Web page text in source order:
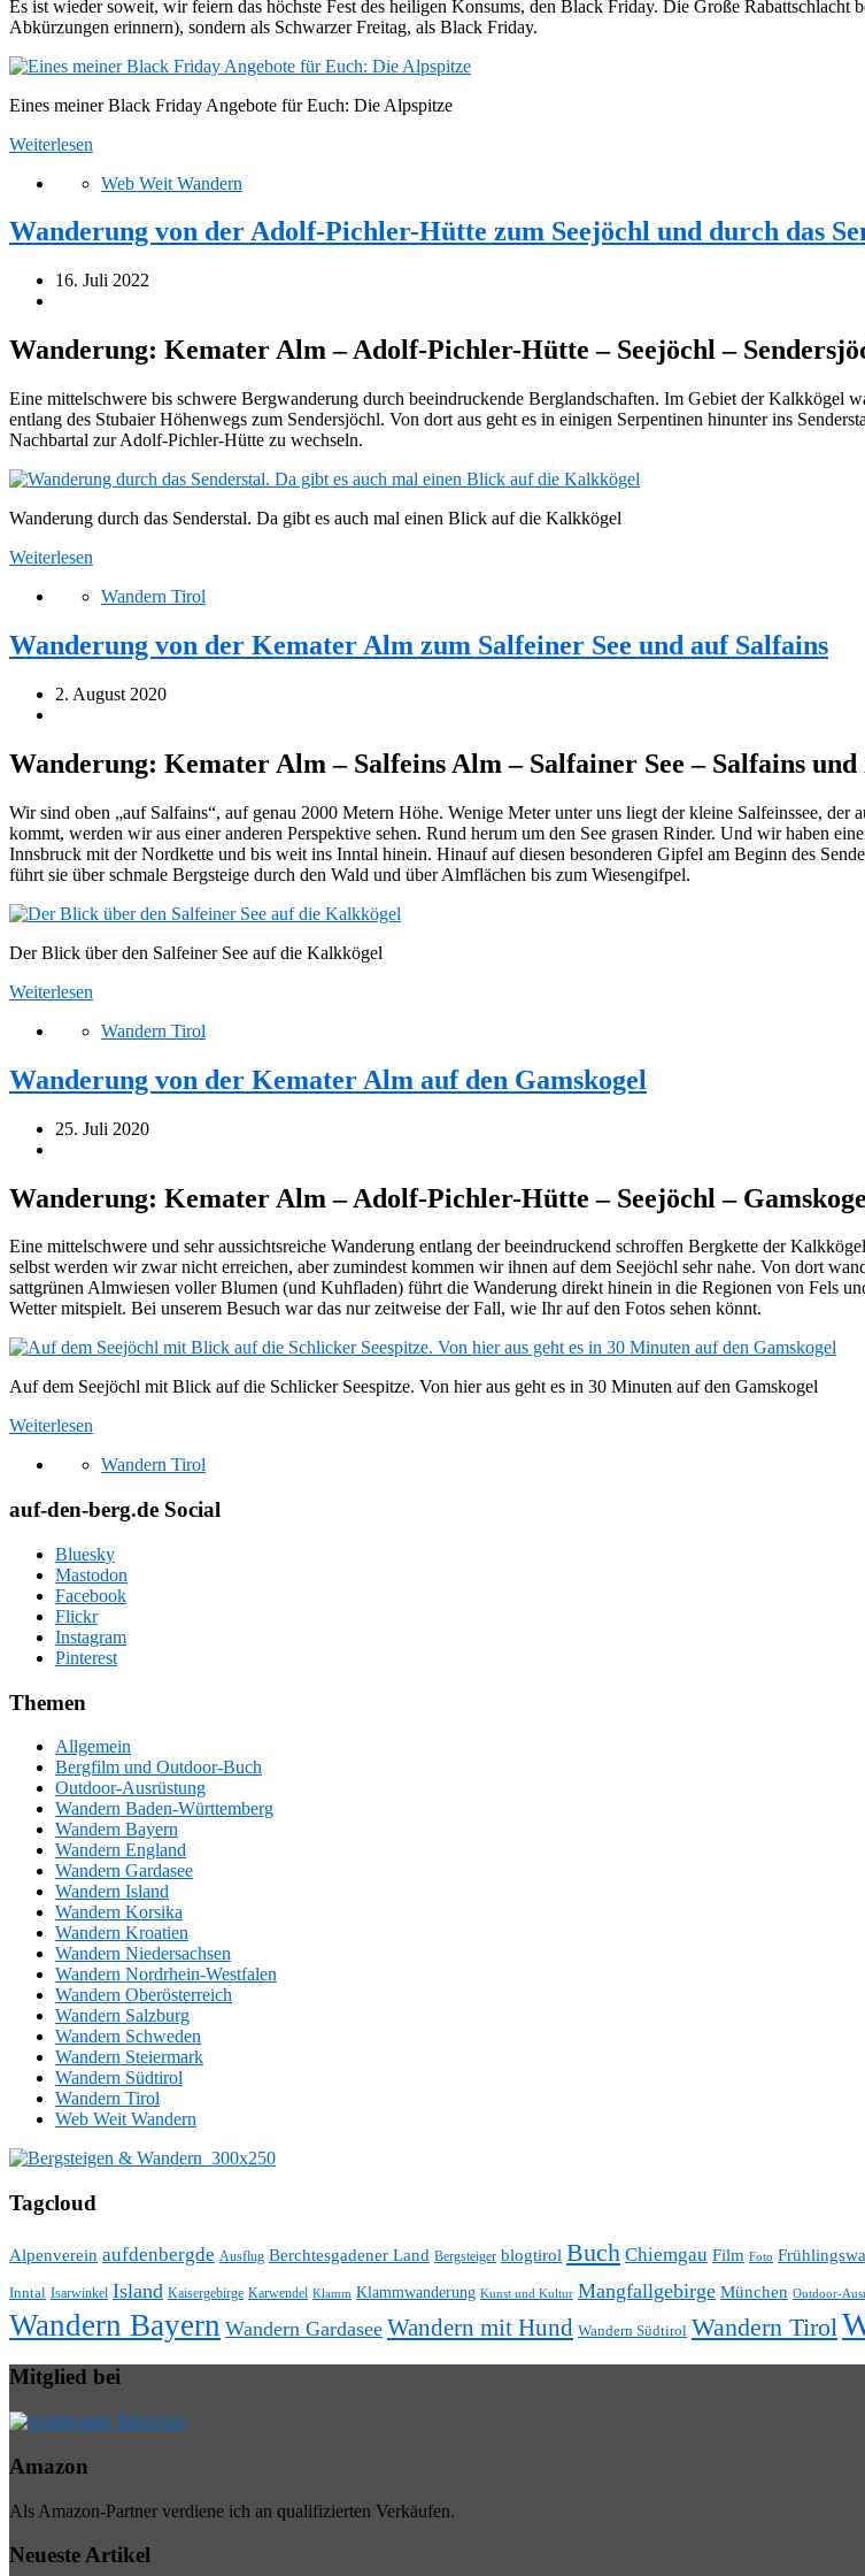
Es ist wieder soweit, wir feiern das höchste Fest des heiligen Konsums, den Black Friday. Die Große
Abkürzungen erinnern), sondern als Schwarzer Freitag, als Black Friday.
Eines meiner Black Friday Angebote für Euch: Die Alpspitze
Weiterlesen
Web Weit Wandern
Wanderung von der Adolf-Pichler-Hütte zum Seejöchl und durch das
16. Juli 2022
Wanderung: Kemater Alm – Adolf-Pichler-Hütte – Seejöchl –
Eine mittelschwere bis schwere Bergwanderung durch beeindruckende Berglandschaften. Im Gebiet der
entlang des Stubaier Höhenwegs zum Sendersjöchl. Von dort aus geht es in einigen Serpentinen hinunter ins
Nachbartal zur Adolf-Pichler-Hütte zu wechseln.
Wanderung durch das Senderstal. Da gibt es auch mal einen Blick auf die Kalkkögel
Weiterlesen
Wandern Tirol
Wanderung von der Kemater Alm zum Salfeiner See und auf Salfains
2. August 2020
Wanderung: Kemater Alm – Salfeins Alm – Salfainer See – Salfains
Wir sind oben „auf Salfains“, auf genau 2000 Metern Höhe. Wenige Meter unter uns liegt der kleine Salfeinssee,
kommt, werden wir aus einer anderen Perspektive sehen. Rund herum um den See grasen Rinder. Und wir haben
Innsbruck mit der Nordkette und bis weit ins Inntal hinein. Hinauf auf diesen besonderen Gipfel am Beginn des
führt sie über schmale Bergsteige durch den Wald und über Almflächen bis zum Wiesengifpel.
Der Blick über den Salfeiner See auf die Kalkkögel
Weiterlesen
Wandern Tirol
Wanderung von der Kemater Alm auf den Gamskogel
25. Juli 2020
Wanderung: Kemater Alm – Adolf-Pichler-Hütte – Seejöchl –
Eine mittelschwere und sehr aussichtsreiche Wanderung entlang der beeindruckend schroffen Bergkette der
selbst werden wir zwar nicht erreichen, aber zumindest kommen wir ihnen auf dem Seejöchl sehr nahe. Von dort
sattgrünen Almwiesen voller Blumen (und Kuhfladen) führt die Wanderung direkt hinein in die Regionen von Fels
Wetter mitspielt. Bei unserem Besuch war das nur zeitweise der Fall, wie Ihr auf den Fotos sehen könnt.
Auf dem Seejöchl mit Blick auf die Schlicker Seespitze. Von hier aus geht es in 30 Minuten auf den Gamskogel
Weiterlesen
Wandern Tirol
auf-den-berg.de Social
Bluesky
Mastodon
Facebook
Flickr
Instagram
Pinterest
Themen
Allgemein
Bergfilm und Outdoor-Buch
Outdoor-Ausrüstung
Wandern Baden-Württemberg
Wandern Bayern
Wandern England
Wandern Gardasee
Wandern Island
Wandern Korsika
Wandern Kroatien
Wandern Niedersachsen
Wandern Nordrhein-Westfalen
Wandern Oberösterreich
Wandern Salzburg
Wandern Schweden
Wandern Steiermark
Wandern Südtirol
Wandern Tirol
Web Weit Wandern
Tagcloud
Alpenverein aufdenbergde Ausflug Berchtesgadener Land Bergsteiger blogtirol Buch Chiemgau Film Foto
Inntal Isarwinkel Island Kaisergebirge Karwendel Klamm Klammwanderung Kunst und Kultur Mangfallgebirge München Outdoor-
Wandern Bayern Wandern Gardasee Wandern mit Hund Wandern Südtirol Wandern Tirol
Mitglied bei
Amazon
Als Amazon-Partner verdiene ich an qualifizierten Verkäufen.
Neueste Artikel